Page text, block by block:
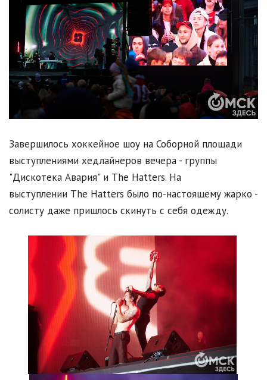
Завершилось хоккейное шоу на Соборной площади
выступлениями хедлайнеров вечера - группы
"Дискотека Авария" и The Hatters. На
выступлении The Hatters было по-настоящему жарко -
солисту даже пришлось скинуть с себя одежду.